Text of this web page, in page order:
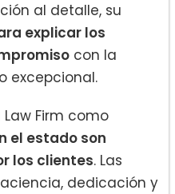
al detalle, su
explicar los
con la
excepcional.
Firm como
el estado son
los clientes. Las
dedicación y